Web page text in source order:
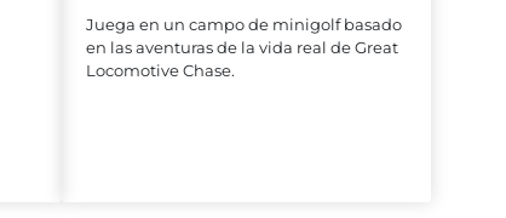
Juega en un campo de minigolf basado
en las aventuras de la vida real de Great
Locomotive Chase.